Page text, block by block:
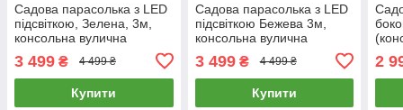
Садова парасолька з LED
підсвіткою, Зелена, 3м,
консольна вулична
стійкою для тераси та
кафе, велика підвісна
3 499 ₴ 4 499 ₴
Купити
Садова парасолька з LED
підсвіткою Бежева 3м,
консольна вулична
стійкою для тераси та
кафе, велика підвісна
3 499₴ 4 499 ₴
Купити
2